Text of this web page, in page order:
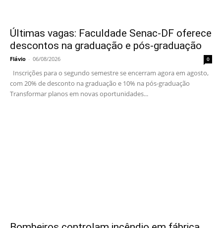
Últimas vagas: Faculdade Senac-DF oferece
descontos na graduação e pós-graduação
Flávio - 06/08/2026 0
Inscrições para o segundo semestre se encerram agora em agosto,
com 20% de desconto na graduação e 10% na pós-graduação
Transformar planos em novas oportunidades...